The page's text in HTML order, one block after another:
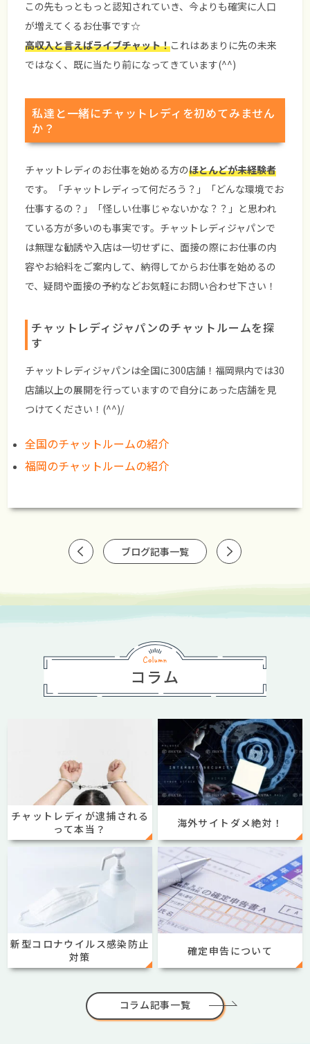
この先もっともっと認知されていき、今よりも確実に人口
が増えてくるお仕事です☆
高収入と言えばライブチャット！これはあまりに先の未来
ではなく、既に当たり前になってきています(^^)
私達と一緒にチャットレディを初めてみません
か？
チャットレディのお仕事を始める方のほとんどが未経験者
です。「チャットレディって何だろう？」「どんな環境でお
仕事するの？」「怪しい仕事じゃないかな？？」と思われ
ている方が多いのも事実です。チャットレディジャパンで
は無理な勧誘や入店は一切せずに、面接の際にお仕事の内
容やお給料をご案内して、納得してからお仕事を始めるの
で、疑問や面接の予約などお気軽にお問い合わせ下さい！
チャットレディジャパンのチャットルームを探
す
チャットレディジャパンは全国に300店舗！福岡県内では30
店舗以上の展開を行っていますので自分にあった店舗を見
つけてください！(^^)/
全国のチャットルームの紹介
福岡のチャットルームの紹介
ブログ記事一覧
コラム
チャットレディが逮捕される
って本当？
海外サイトダメ絶対！
新型コロナウイルス感染防止
対策
確定申告について
コラム記事一覧